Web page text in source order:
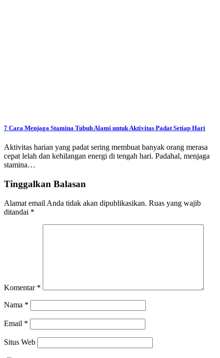
7 Cara Menjaga Stamina Tubuh Alami untuk Aktivitas Padat Setiap Hari
Aktivitas harian yang padat sering membuat banyak orang merasa
cepat lelah dan kehilangan energi di tengah hari. Padahal, menjaga
stamina…
Tinggalkan Balasan
Alamat email Anda tidak akan dipublikasikan. Ruas yang wajib
ditandai *
Komentar *
Nama *
Email *
Situs Web